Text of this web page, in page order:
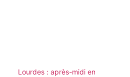
Lourdes : après-midi en